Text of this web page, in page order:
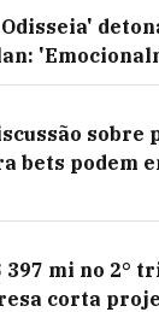
bets podem
mi no 2°
corta